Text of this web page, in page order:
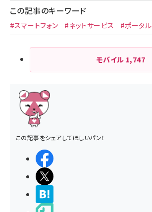
この記事のキーワード
#スマートフォン #ネットサービス #ポータル
モバイル 1,747
この記事をシェアしてほしいパン！